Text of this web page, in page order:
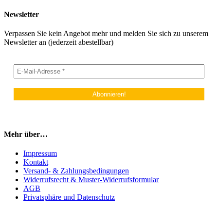
Newsletter
Verpassen Sie kein Angebot mehr und melden Sie sich zu unserem
Newsletter an (jederzeit abestellbar)
Mehr über…
Impressum
Kontakt
Versand- & Zahlungsbedingungen
Widerrufsrecht & Muster-Widerrufsformular
AGB
Privatsphäre und Datenschutz